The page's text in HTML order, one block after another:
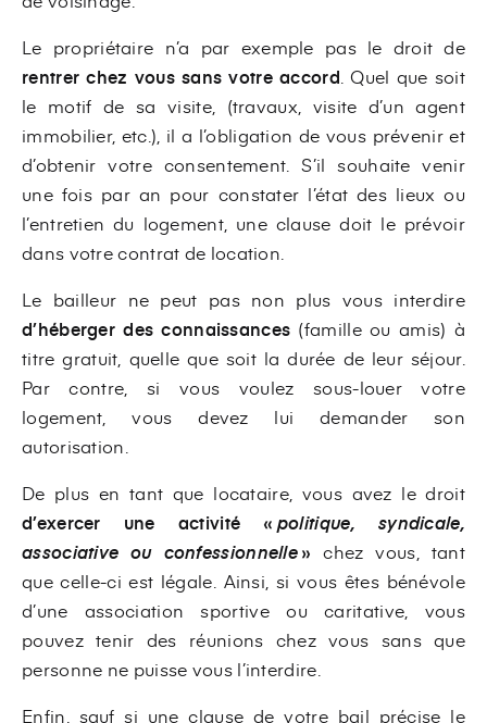
Le propriétaire n’a par exemple pas le droit de
rentrer chez vous sans votre accord . Quel que soit
le motif de sa visite, (travaux, visite d’un agent
immobilier, etc.), il a l’obligation de vous prévenir et
d’obtenir votre consentement. S’il souhaite venir
une fois par an pour constater l’état des lieux ou
l’entretien du logement, une clause doit le prévoir
dans votre contrat de location.
Le bailleur ne peut pas non plus vous interdire
d’héberger des connaissances (famille ou amis) à
titre gratuit, quelle que soit la durée de leur séjour.
Par contre, si vous voulez sous-louer votre
logement, vous devez lui demander son
autorisation.
De plus en tant que locataire, vous avez le droit
d’exercer une activité « politique, syndicale,
associative ou confessionnelle»chez vous, tant
que celle-ci est légale. Ainsi, si vous êtes bénévole
d’une association sportive ou caritative, vous
pouvez tenir des réunions chez vous sans que
personne ne puisse vous l’interdire.
Enfin, sauf si une clause de votre bail précise le